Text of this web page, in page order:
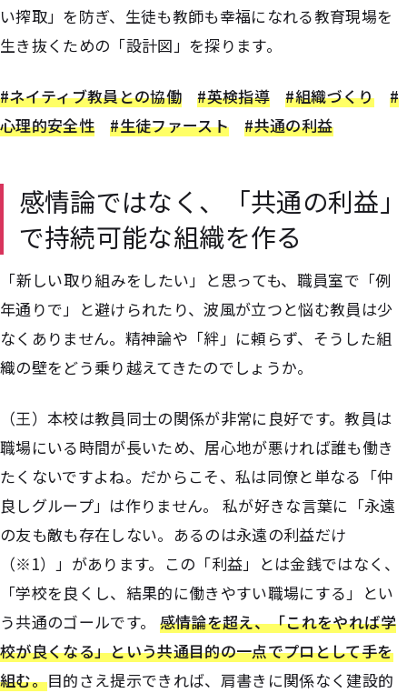
い搾取」を防ぎ、生徒も教師も幸福になれる教育現場を
生き抜くための「設計図」を探ります。
#ネイティブ教員との協働 #英検指導 #組織づくり
#
心理的安全性
#生徒ファースト #共通の利益
感情論ではなく、「共通の利益」
で持続可能な組織を作る
――「新しい取り組みをしたい」と思っても、職員室で「例
年通りで」と避けられたり、波風が立つと悩む教員は少
なくありません。精神論や「絆」に頼らず、そうした組
織の壁をどう乗り越えてきたのでしょうか。
（王）本校は教員同士の関係が非常に良好です。教員は
職場にいる時間が長いため、居心地が悪ければ誰も働き
たくないですよね。だからこそ、私は同僚と単なる「仲
良しグループ」は作りません。 私が好きな言葉に「永遠
の友も敵も存在しない。あるのは永遠の利益だけ
（※1）」があります。この「利益」とは金銭ではなく、
「学校を良くし、結果的に働きやすい職場にする」とい
う共通のゴールです。 感情論を超え、「これをやれば学
校が良くなる」という共通目的の一点でプロとして手を
組む。目的さえ提示できれば、肩書きに関係なく建設的